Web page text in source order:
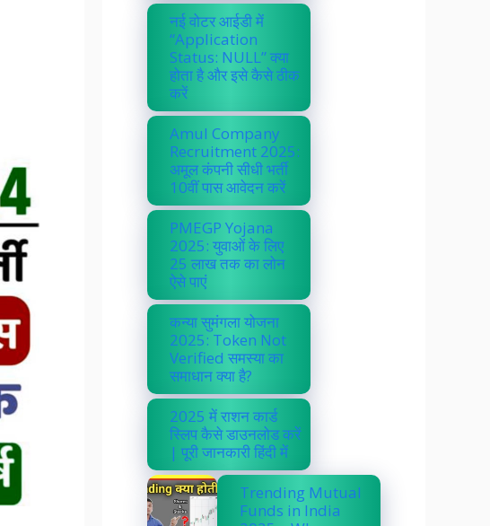
नई वोटर आईडी में
“Application
Status: NULL” क्या
होता है और इसे कैसे ठीक
करें
Amul Company
Recruitment 2025:
अमूल कंपनी सीधी भर्ती
10वीं पास आवेदन करें
PMEGP Yojana
2025: युवाओं के लिए
25 लाख तक का लोन
ऐसे पाएं
कन्या सुमंगला योजना
2025: Token Not
Verified समस्या का
समाधान क्या है?
2025 में राशन कार्ड
स्लिप कैसे डाउनलोड करें
| पूरी जानकारी हिंदी में
Trending Mutual
Funds in India